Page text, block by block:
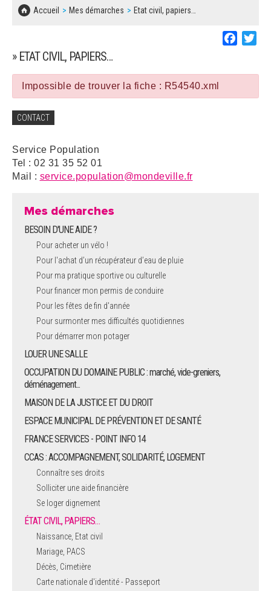
Accueil Mes démarches Etat civil, papiers…
» ETAT CIVIL, PAPIERS…
Impossible de trouver la fiche : R54540.xml
CONTACT
Service Population
Tel : 02 31 35 52 01
Mail : service.population@mondeville.fr
Mes démarches
BESOIN D'UNE AIDE ?
Pour acheter un vélo !
Pour l'achat d’un récupérateur d’eau de pluie
Pour ma pratique sportive ou culturelle
Pour financer mon permis de conduire
Pour les fêtes de fin d'année
Pour surmonter mes difficultés quotidiennes
Pour démarrer mon potager
LOUER UNE SALLE
OCCUPATION DU DOMAINE PUBLIC : marché, vide-greniers,
déménagement...
MAISON DE LA JUSTICE ET DU DROIT
ESPACE MUNICIPAL DE PRÉVENTION ET DE SANTÉ
FRANCE SERVICES - POINT INFO 14
CCAS : ACCOMPAGNEMENT, SOLIDARITÉ, LOGEMENT
Connaître ses droits
Solliciter une aide financière
Se loger dignement
ÉTAT CIVIL, PAPIERS…
Naissance, Etat civil
Mariage, PACS
Décès, Cimetière
Carte nationale d'identité - Passeport
CONCERTATIONS PUBLIQUES
SOLIDARITÉ, LOGEMENT
EMPLOI
URBANISME
POLICE MUNICIPALE
BESOIN D'UNE AIDE ?
LES ASSOCIATIONS
MARCHÉS PUBLICS
SUR LES RISQUES MAJEURS
REGLEMENT LOCAL DE PUBLICITÉ
DECLARATION DE DEMARCHAGE
DOSSIER DE DEMANDE DE SUBVENTION
DEMANDE DE PRÊT DE MATERIEL
FICHE D'ORGANISATION MANIFESTATION
PLAN D'ACTION MUNICIPAL
ARRÊTÉS MUNICIPAUX